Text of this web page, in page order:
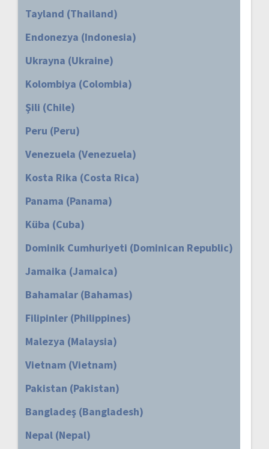
Tayland (Thailand)
Endonezya (Indonesia)
Ukrayna (Ukraine)
Kolombiya (Colombia)
Şili (Chile)
Peru (Peru)
Venezuela (Venezuela)
Kosta Rika (Costa Rica)
Panama (Panama)
Küba (Cuba)
Dominik Cumhuriyeti (Dominican Republic)
Jamaika (Jamaica)
Bahamalar (Bahamas)
Filipinler (Philippines)
Malezya (Malaysia)
Vietnam (Vietnam)
Pakistan (Pakistan)
Bangladeş (Bangladesh)
Nepal (Nepal)